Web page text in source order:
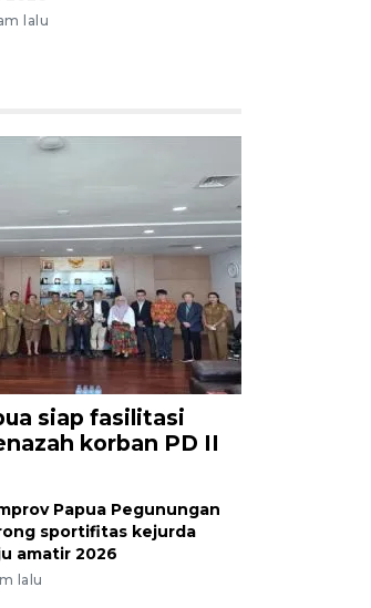
lalu
siap fasilitasi
korban PD II
Papua Pegunungan
sportifitas kejurda
amatir 2026
lalu